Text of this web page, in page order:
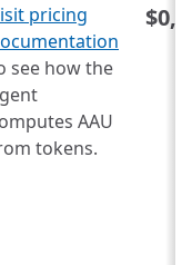
pricing
see how the
AAU
tokens.